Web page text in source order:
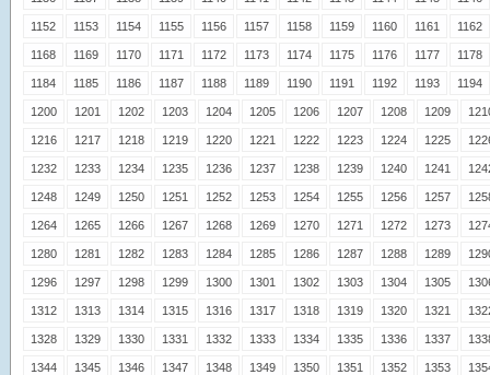
1152 1153 1154 1155 1156 1157 1158 1159 1160 1161 1162
1168 1169 1170 1171 1172 1173 1174 1175 1176 1177 1178
1184 1185 1186 1187 1188 1189 1190 1191 1192 1193 1194
1200 1201 1202 1203 1204 1205 1206 1207 1208 1209
1216 1217 1218 1219 1220 1221 1222 1223 1224 1225
1232 1233 1234 1235 1236 1237 1238 1239 1240 1241
1248 1249 1250 1251 1252 1253 1254 1255 1256 1257
1264 1265 1266 1267 1268 1269 1270 1271 1272 1273
1280 1281 1282 1283 1284 1285 1286 1287 1288 1289
1296 1297 1298 1299 1300 1301 1302 1303 1304 1305
1312 1313 1314 1315 1316 1317 1318 1319 1320 1321
1328 1329 1330 1331 1332 1333 1334 1335 1336 1337
1344 1345 1346 1347 1348 1349 1350 1351 1352 1353